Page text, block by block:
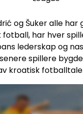
og Šuker alle
fotball, har hver
lederskap og
spillere
kroatisk